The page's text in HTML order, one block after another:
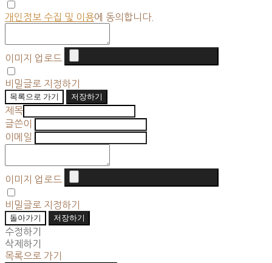
개인정보 수집 및 이용에 동의합니다.
이미지 업로드
비밀글로 지정하기
목록으로 가기
저장하기
제목
글쓴이
이메일
이미지 업로드
비밀글로 지정하기
돌아가기
저장하기
수정하기
삭제하기
목록으로 가기